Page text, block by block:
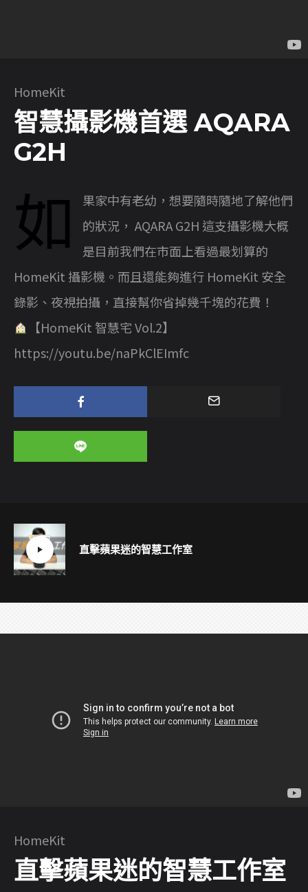
HomeKit
智慧攝影機首選 AQARA
G2H
如
果家中有老幼，想要隨時隨地了解他們
的狀況， AQARA G2H 這支攝影機大概
是目前我們在市面上看過最划算的
HomeKit 攝影機。而且還能夠進行 HomeKit 安全
錄影、夜視拍攝，直接幫你省掉幾千塊的花費！
【HomeKit 智慧宅 Vol.2】
https://youtu.be/naPkClEImfc
直擊蘋果迷的智慧工作室
HomeKit
直擊蘋果迷的智慧工作室